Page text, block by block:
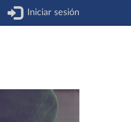
Iniciar sesión